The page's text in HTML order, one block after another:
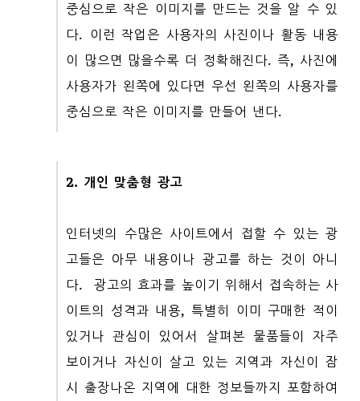
중심으로 작은 이미지를 만드는 것을 알 수 있
다. 이런 작업은 사용자의 사진이나 활동 내용
이 많으면 많을수록 더 정확해진다. 즉, 사진에
사용자가 왼쪽에 있다면 우선 왼쪽의 사용자를
중심으로 작은 이미지를 만들어 낸다.
2. 개인 맞춤형 광고
인터넷의 수많은 사이트에서 접할 수 있는 광
고들은 아무 내용이나 광고를 하는 것이 아니
다. 광고의 효과를 높이기 위해서 접속하는 사
이트의 성격과 내용, 특별히 이미 구매한 적이
있거나 관심이 있어서 살펴본 물품들이 자주
보이거나 자신이 살고 있는 지역과 자신이 잠
시 출장나온 지역에 대한 정보들까지 포함하여